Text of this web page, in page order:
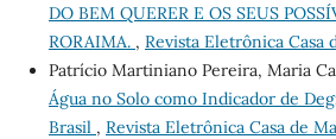
DO BEM QUERER E OS SEUS
RORAIMA. , Revista Eletrônica Casa
Patrício Martiniano Pereira, Maria
Água no Solo como Indicador de
Brasil , Revista Eletrônica Casa de